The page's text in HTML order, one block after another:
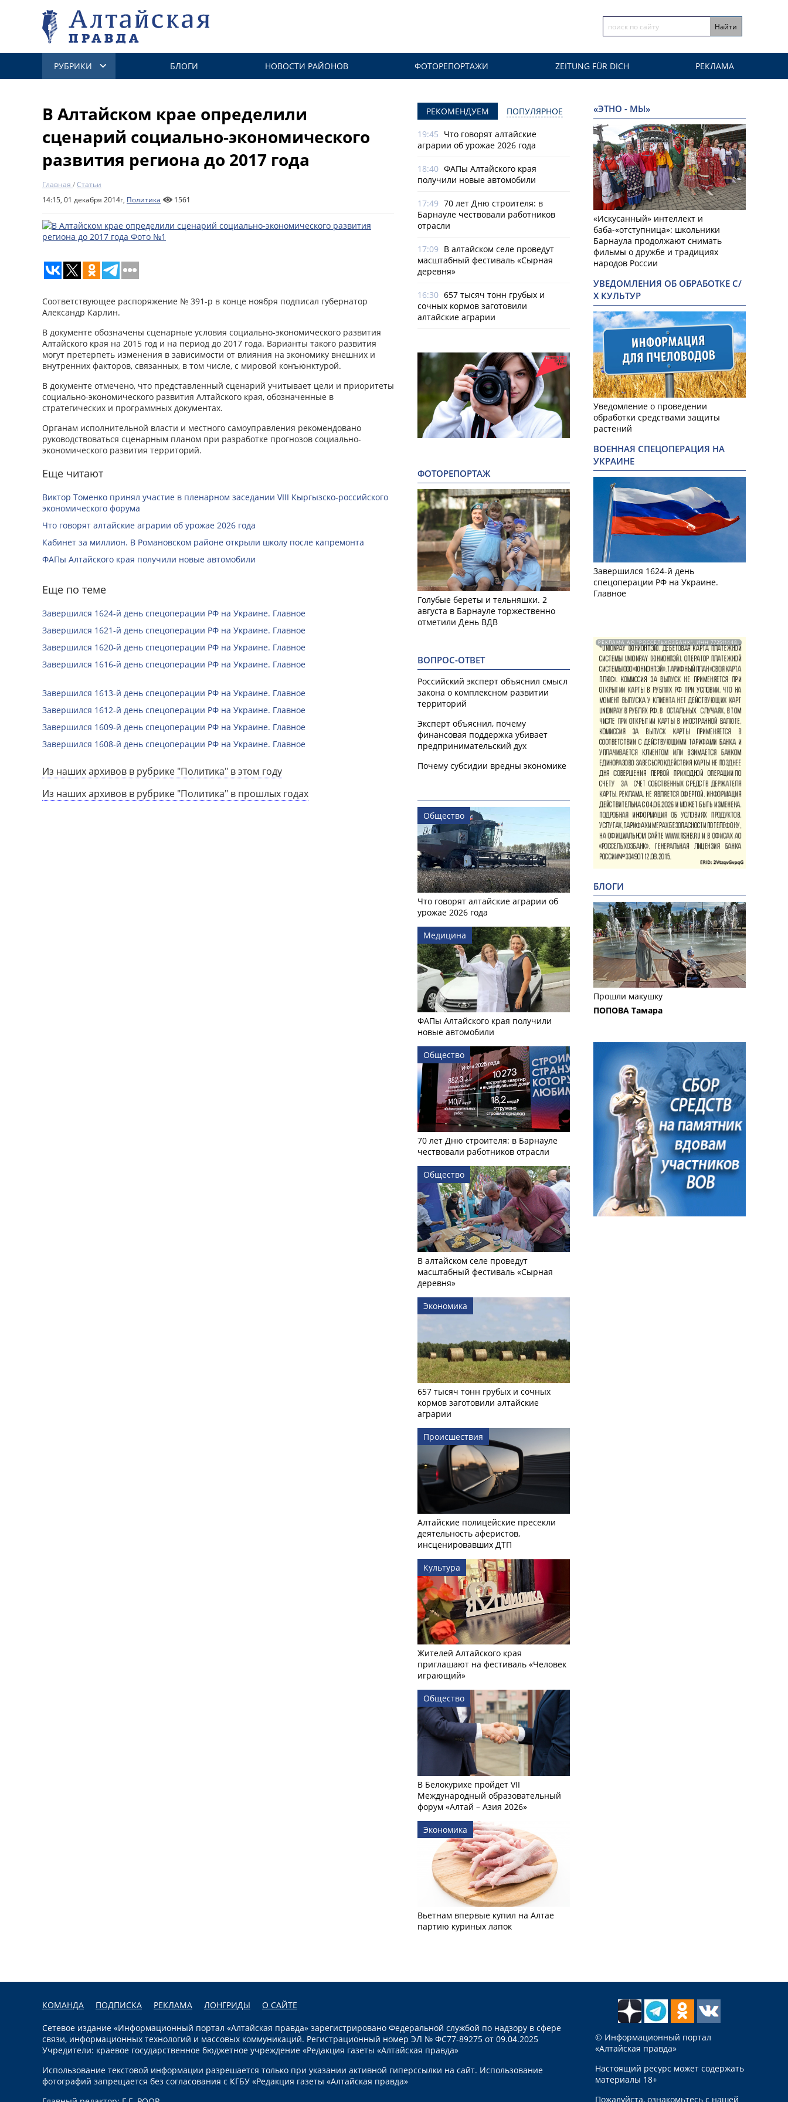
РУБРИКИ БЛОГИ НОВОСТИ РАЙОНОВ ФОТОРЕПОРТАЖИ ZEITUNG FÜR DICH РЕКЛАМА
В Алтайском крае определили
сценарий социально-экономического
развития региона до 2017 года
Главная /Статьи
14:15, 01 декабря 2014г, Политика 1561
Соответствующее распоряжение № 391-р в конце ноября подписал губернатор
Александр Карлин.
В документе обозначены сценарные условия социально-экономического развития
Алтайского края на 2015 год и на период до 2017 года. Варианты такого развития
могут претерпеть изменения в зависимости от влияния на экономику внешних и
внутренних факторов, связанных, в том числе, с мировой конъюнктурой.
В документе отмечено, что представленный сценарий учитывает цели и приоритеты
социально-экономического развития Алтайского края, обозначенные в
стратегических и программных документах.
Органам исполнительной власти и местного самоуправления рекомендовано
руководствоваться сценарным планом при разработке прогнозов социально-
экономического развития территорий.
Еще читают
Виктор Томенко принял участие в пленарном заседании VIII Кыргызско-российского
экономического форума
Что говорят алтайские аграрии об урожае 2026 года
Кабинет за миллион. В Романовском районе открыли школу после капремонта
ФАПы Алтайского края получили новые автомобили
Еще по теме
Завершился 1624-й день спецоперации РФ на Украине. Главное
Завершился 1621-й день спецоперации РФ на Украине. Главное
Завершился 1620-й день спецоперации РФ на Украине. Главное
Завершился 1616-й день спецоперации РФ на Украине. Главное
Завершился 1613-й день спецоперации РФ на Украине. Главное
Завершился 1612-й день спецоперации РФ на Украине. Главное
Завершился 1609-й день спецоперации РФ на Украине. Главное
Завершился 1608-й день спецоперации РФ на Украине. Главное
Из наших архивов в рубрике "Политика" в этом году
Из наших архивов в рубрике "Политика" в прошлых годах
РЕКОМЕНДУЕМ ПОПУЛЯРНОЕ
19:45 Что говорят алтайские
аграрии об урожае 2026 года
18:40 ФАПы Алтайского края
получили новые автомобили
17:49 70 лет Дню строителя: в
Барнауле чествовали работников
отрасли
17:09 В алтайском селе проведут
масштабный фестиваль «Сырная
деревня»
16:30 657 тысяч тонн грубых и
сочных кормов заготовили
алтайские аграрии
ФОТОРЕПОРТАЖ
Голубые береты и тельняшки. 2
августа в Барнауле торжественно
отметили День ВДВ
ВОПРОС-ОТВЕТ
Российский эксперт объяснил смысл
закона о комплексном развитии
территорий
Эксперт объяснил, почему
финансовая поддержка убивает
предпринимательский дух
Почему субсидии вредны экономике
Общество
Что говорят алтайские аграрии об
урожае 2026 года
Медицина
ФАПы Алтайского края получили
новые автомобили
Общество
70 лет Дню строителя: в Барнауле
чествовали работников отрасли
Общество
В алтайском селе проведут
масштабный фестиваль «Сырная
деревня»
Экономика
657 тысяч тонн грубых и сочных
кормов заготовили алтайские
аграрии
Происшествия
Алтайские полицейские пресекли
деятельность аферистов,
инсценировавших ДТП
Культура
Жителей Алтайского края
приглашают на фестиваль «Человек
играющий»
Общество
В Белокурихе пройдет VII
Международный образовательный
форум «Алтай – Азия 2026»
Экономика
Вьетнам впервые купил на Алтае
партию куриных лапок
«ЭТНО - МЫ»
«Искусанный» интеллект и
баба-«отступница»: школьники
Барнаула продолжают снимать
фильмы о дружбе и традициях
народов России
УВЕДОМЛЕНИЯ ОБ ОБРАБОТКЕ С/
Х КУЛЬТУР
Уведомление о проведении
обработки средствами защиты
растений
ВОЕННАЯ СПЕЦОПЕРАЦИЯ НА
УКРАИНЕ
Завершился 1624-й день
спецоперации РФ на Украине.
Главное
РЕКЛАМА АО "РОССЕЛЬХОЗБАНК". ИНН 772511448.
БЛОГИ
Прошли макушку
ПОПОВА Тамара
КОМАНДА ПОДПИСКА РЕКЛАМА ЛОНГРИДЫ О САЙТЕ
Сетевое издание «Информационный портал «Алтайская правда» зарегистрировано Федеральной службой по надзору в сфере
связи, информационных технологий и массовых коммуникаций. Регистрационный номер ЭЛ № ФС77-89275 от 09.04.2025
Учредители: краевое государственное бюджетное учреждение «Редакция газеты «Алтайская правда»
Использование текстовой информации разрешается только при указании активной гиперссылки на сайт. Использование
фотографий запрещается без согласования с КГБУ «Редакция газеты «Алтайская правда»
© Информационный портал
«Алтайская правда»
Настоящий ресурс может содержать
материалы 18+
Пожалуйста, ознакомьтесь с нашей